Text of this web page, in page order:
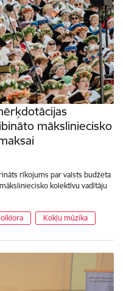
māksliniecisko
rīkojums par valsts budžeta
kolektīvu vadītāju
Kokļu mūzika